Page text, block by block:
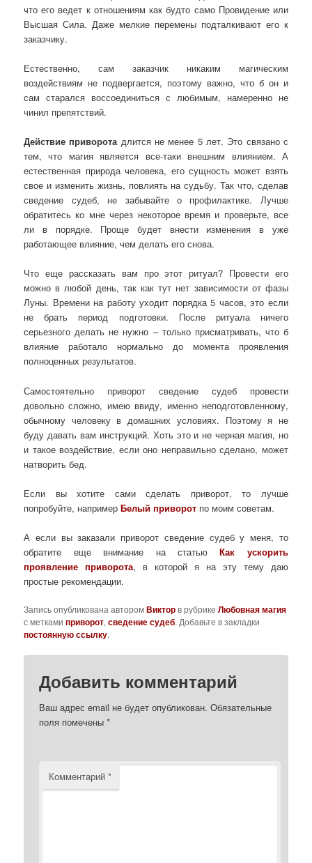
что его ведет к отношениям как будто само Провидение или
Высшая Сила. Даже мелкие перемены подталкивают его к
заказчику.
Естественно, сам заказчик никаким магическим
воздействиям не подвергается, поэтому важно, что б он и
сам старался воссоединиться с любимым, намеренно не
чинил препятствий.
Действие приворотадлится не менее 5 лет. Это связано с
тем, что магия является все-таки внешним влиянием. А
естественная природа человека, его сущность может взять
свое и изменить жизнь, повлиять на судьбу. Так что, сделав
сведение судеб, не забывайте о профилактике. Лучше
обратитесь ко мне через некоторое время и проверьте, все
ли в порядке. Проще будет внести изменения в уже
работающее влияние, чем делать его снова.
Что еще рассказать вам про этот ритуал? Провести его
можно в любой день, так как тут нет зависимости от фазы
Луны. Времени на работу уходит порядка 5 часов, это если
не брать период подготовки. После ритуала ничего
серьезного делать не нужно – только присматривать, что б
влияние работало нормально до момента проявления
полноценных результатов.
Самостоятельно приворот сведение судеб провести
довольно сложно, имею ввиду, именно неподготовленному,
обычному человеку в домашних условиях. Поэтому я не
буду давать вам инструкций. Хоть это и не черная магия, но
и такое воздействие, если оно неправильно сделано, может
натворить бед.
Если вы хотите сами сделать приворот, то лучше
попробуйте, напримерБелый приворот по моим советам.
А если вы заказали приворот сведение судеб у меня, то
обратите еще внимание на статьюКак ускорить
проявление приворота, в которой я на эту тему даю
простые рекомендации.
Запись опубликована авторомВикторв рубрикеЛюбовная магия
с меткамиприворот,сведение судеб. Добавьте в закладки
постоянную ссылку.
Добавить комментарий
Ваш адрес email не будет опубликован. Обязательные
поля помечены*
Комментарий*